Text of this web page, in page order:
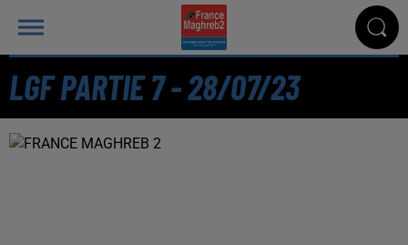
LGF PARTIE 7 - 28/07/23